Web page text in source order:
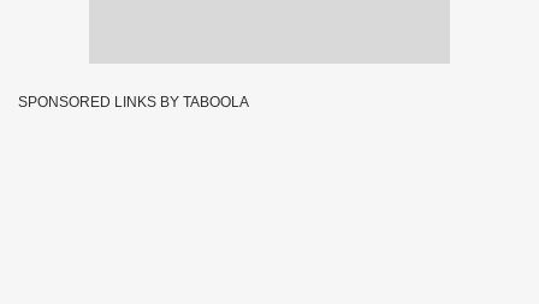
SPONSORED LINKS BY TABOOLA